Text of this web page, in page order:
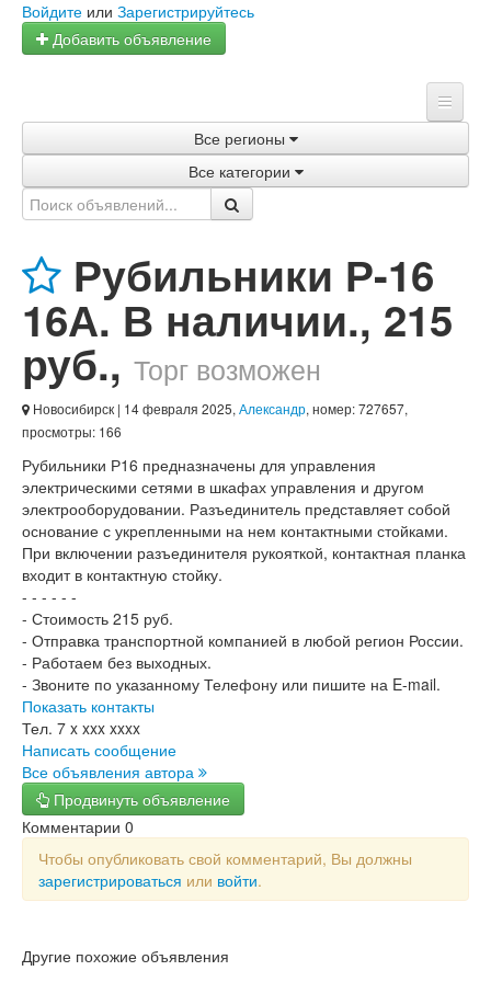
Войдите или Зарегистрируйтесь
Добавить объявление
Объявления
Услуги
Статьи
Все регионы
Все категории
Рубильники Р-16
16А. В наличии., 215
руб., Торг возможен
Новосибирск | 14 февраля 2025, Александр, номер: 727657,
просмотры: 166
Рубильники Р16 предназначены для управления
электрическими сетями в шкафах управления и другом
электрооборудовании. Разъединитель представляет собой
основание с укрепленными на нем контактными стойками.
При включении разъединителя рукояткой, контактная планка
входит в контактную стойку.
- - - - - -
- Стоимость 215 руб.
- Отправка транспортной компанией в любой регион России.
- Работаем без выходных.
- Звоните по указанному Телефону или пишите на E-mail.
Показать контакты
Тел. 7 x xxx xxxx
Написать сообщение
Все объявления автора
Продвинуть объявление
Комментарии 0
Чтобы опубликовать свой комментарий, Вы должны
зарегистрироваться или войти.
Другие похожие объявления